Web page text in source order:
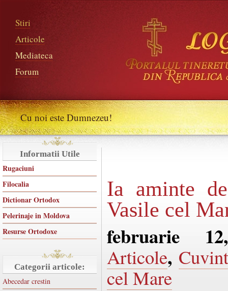
Stiri
Articole
Mediateca
Forum
Cu noi este Dumnezeu!
Informatii Utile
Rugaciuni
Filocalia
Dictionar Ortodox
Pelerinaje in Moldova
Resurse Ortodoxe
Categorii articole:
Abecedar crestin
Ia aminte
Vasile cel
februarie
Articole,
cel Mare